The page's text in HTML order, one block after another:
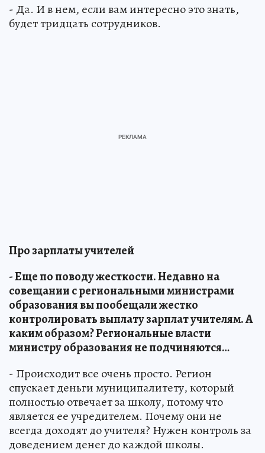
- Да. И в нем, если вам интересно это знать,
будет тридцать сотрудников.
Про зарплаты учителей
- Еще по поводу жесткости. Недавно на
совещании с региональными министрами
образования вы пообещали жестко
контролировать выплату зарплат учителям. А
каким образом? Региональные власти
министру образования не подчиняются…
- Происходит все очень просто. Регион
спускает деньги муниципалитету, который
полностью отвечает за школу, потому что
является ее учредителем. Почему они не
всегда доходят до учителя? Нужен контроль за
доведением денег до каждой школы.